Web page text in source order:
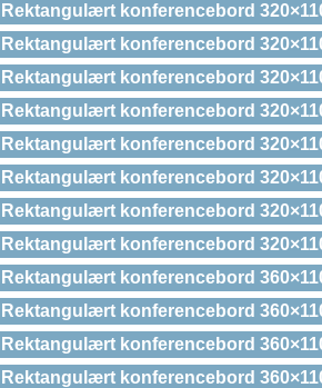
Rektangulært konferencebord
Rektangulært konferencebord
Rektangulært konferencebord
Rektangulært konferencebord
Rektangulært konferencebord
Rektangulært konferencebord
Rektangulært konferencebord
Rektangulært konferencebord
Rektangulært konferencebord
Rektangulært konferencebord
Rektangulært konferencebord
Rektangulært konferencebord